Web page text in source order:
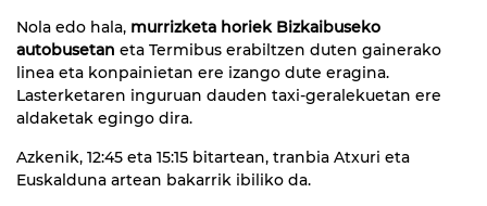
Nola edo hala, murrizketa horiek Bizkaibuseko
autobusetan eta Termibus erabiltzen duten gainerako
linea eta konpainietan ere izango dute eragina.
Lasterketaren inguruan dauden taxi-geralekuetan ere
aldaketak egingo dira.
Azkenik, 12:45 eta 15:15 bitartean, tranbia Atxuri eta
Euskalduna artean bakarrik ibiliko da.